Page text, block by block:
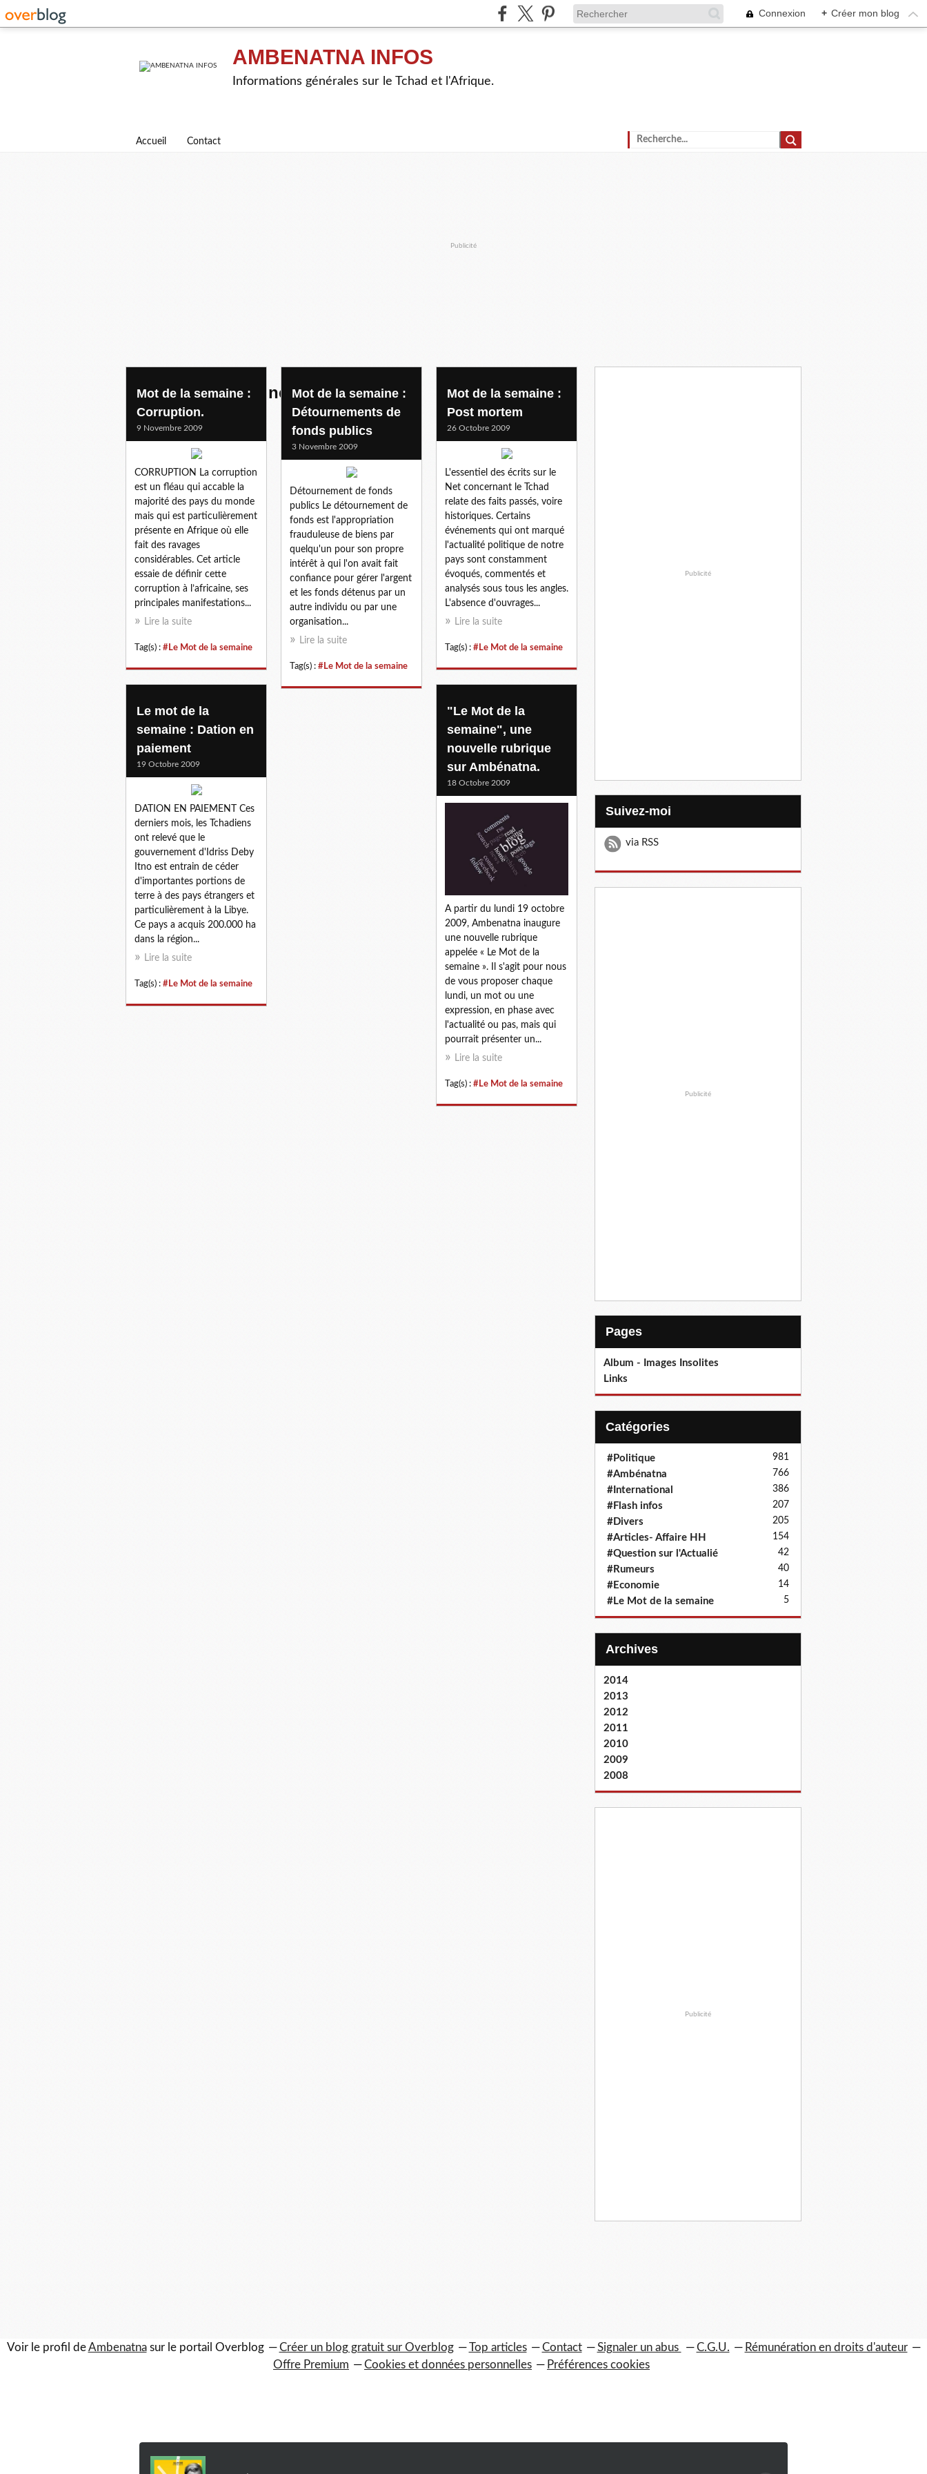
Connexion + Créer mon blog
AMBENATNA INFOS
Informations générales sur le Tchad et l'Afrique.
Accueil Contact
Publicité
le mot de la semaine
Mot de la semaine :
Corruption.
9 Novembre 2009
CORRUPTION La corruption
est un fléau qui accable la
majorité des pays du monde
mais qui est particulièrement
présente en Afrique où elle
fait des ravages
considérables. Cet article
essaie de définir cette
corruption à l’africaine, ses
principales manifestations...
Lire la suite
Tag(s) : #Le Mot de la semaine
Mot de la semaine :
Détournements de
fonds publics
3 Novembre 2009
Détournement de fonds
publics Le détournement de
fonds est l'appropriation
frauduleuse de biens par
quelqu'un pour son propre
intérêt à qui l'on avait fait
confiance pour gérer l'argent
et les fonds détenus par un
autre individu ou par une
organisation...
Lire la suite
Tag(s) : #Le Mot de la semaine
Mot de la semaine :
Post mortem
26 Octobre 2009
L'essentiel des écrits sur le
Net concernant le Tchad
relate des faits passés, voire
historiques. Certains
événements qui ont marqué
l'actualité politique de notre
pays sont constamment
évoqués, commentés et
analysés sous tous les angles.
L'absence d'ouvrages...
Lire la suite
Tag(s) : #Le Mot de la semaine
Le mot de la
semaine : Dation en
paiement
19 Octobre 2009
DATION EN PAIEMENT Ces
derniers mois, les Tchadiens
ont relevé que le
gouvernement d'Idriss Deby
Itno est entrain de céder
d'importantes portions de
terre à des pays étrangers et
particulièrement à la Libye.
Ce pays a acquis 200.000 ha
dans la région...
Lire la suite
Tag(s) : #Le Mot de la semaine
"Le Mot de la
semaine", une
nouvelle rubrique
sur Ambénatna.
18 Octobre 2009
A partir du lundi 19 octobre
2009, Ambenatna inaugure
une nouvelle rubrique
appelée « Le Mot de la
semaine ». Il s'agit pour nous
de vous proposer chaque
lundi, un mot ou une
expression, en phase avec
l'actualité ou pas, mais qui
pourrait présenter un...
Lire la suite
Tag(s) : #Le Mot de la semaine
Publicité
Suivez-moi
via RSS
Publicité
Pages
Album - Images Insolites
Links
Catégories
#Politique 981
#Ambénatna 766
#International 386
#Flash infos 207
#Divers 205
#Articles- Affaire HH 154
#Question sur l'Actualié 42
#Rumeurs 40
#Economie 14
#Le Mot de la semaine 5
Archives
2014
2013
2012
2011
2010
2009
2008
Publicité
Voir le profil deAmbenatnasur le portail Overblog Créer un blog gratuit sur Overblog Top articles Contact Signaler un abus C.G.U.
Rémunération en droits d'auteur
Offre Premium
Cookies et données personnelles Préférences cookies